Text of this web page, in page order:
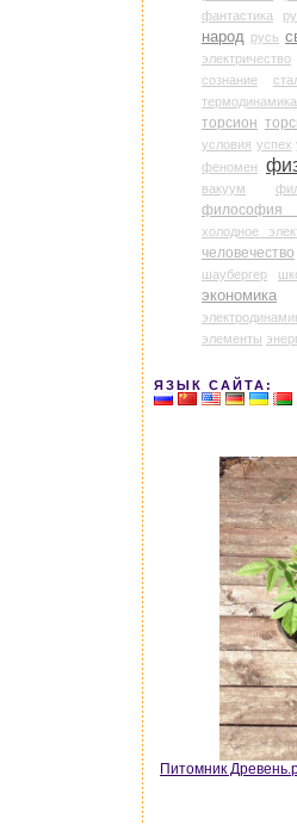
фантастика
народ русь
электричество
сознание
термодинамика
торсион
условия успех
феномен
вакуум
философия
холодное
человечество
шаубергер
экономика
элементы
ЯЗЫК САЙТА:
Питомник